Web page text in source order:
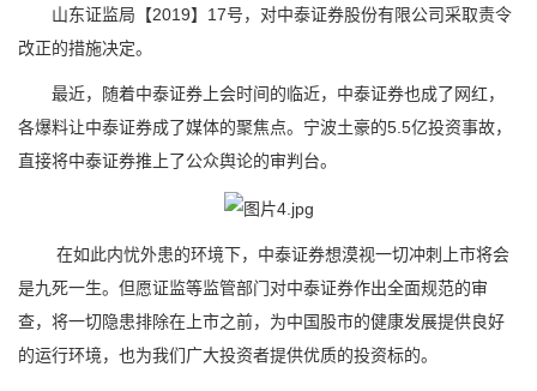
山东证监局【2019】17号，对中泰证券股份有限公司采取责令
改正的措施决定。
最近，随着中泰证券上会时间的临近，中泰证券也成了网红，
各爆料让中泰证券成了媒体的聚焦点。宁波土豪的5.5亿投资事故，
直接将中泰证券推上了公众舆论的审判台。
在如此内忧外患的环境下，中泰证券想漠视一切冲刺上市将会
是九死一生。但愿证监等监管部门对中泰证券作出全面规范的审
查，将一切隐患排除在上市之前，为中国股市的健康发展提供良好
的运行环境，也为我们广大投资者提供优质的投资标的。